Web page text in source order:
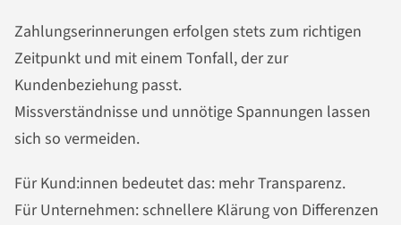
Zahlungserinnerungen erfolgen stets zum richtigen
Zeitpunkt und mit einem Tonfall, der zur
Kundenbeziehung passt.
Missverständnisse und unnötige Spannungen lassen
sich so vermeiden.
Für Kund:innen bedeutet das: mehr Transparenz.
Für Unternehmen: schnellere Klärung von Differenzen